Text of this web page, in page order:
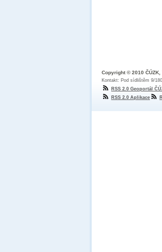
Copyright © 2010
Kontakt: Pod sídlištěm 9/
RSS 2.0 Geoportál
RSS 2.0 Aplikace